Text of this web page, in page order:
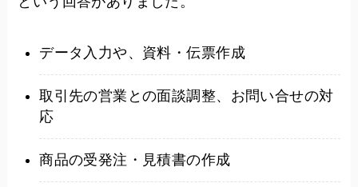
データ入力や、資料・伝票作成
取引先の営業との面談調整、お問い合せの対
応
商品の受発注・見積書の作成